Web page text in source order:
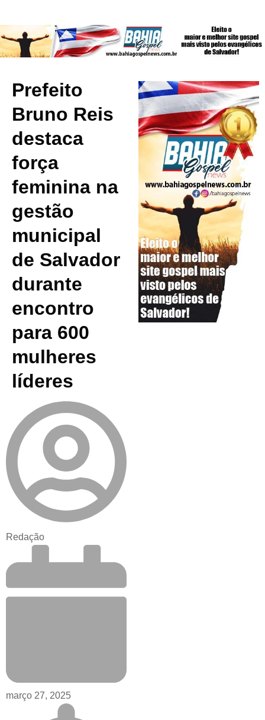
Prefeito
Bruno Reis
destaca
força
feminina na
gestão
municipal
de Salvador
durante
encontro
para 600
mulheres
líderes
Redação
março 27, 2025